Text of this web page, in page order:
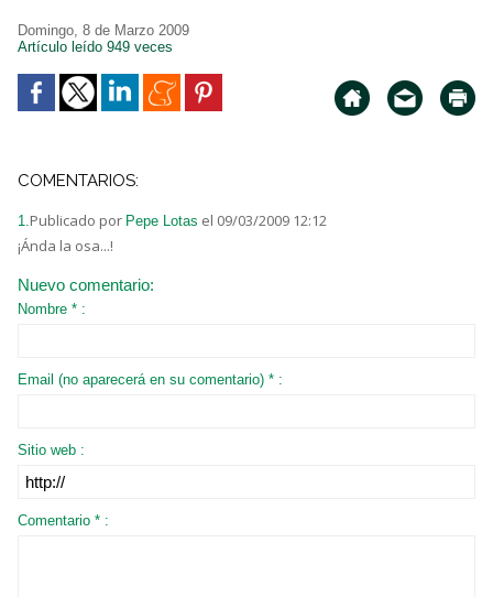
Domingo, 8 de Marzo 2009
Artículo leído 949 veces
COMENTARIOS:
1.Publicado por Pepe Lotas el 09/03/2009 12:12
¡Ánda la osa...!
Nuevo comentario:
Nombre * :
Email (no aparecerá en su comentario) * :
Sitio web :
Comentario * :